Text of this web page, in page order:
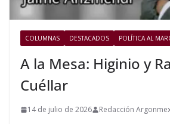
COLUMNAS DESTACADOS POLÍTICA AL
A la Mesa: Higinio y
Cuéllar
14 de julio de 2026 Redacción